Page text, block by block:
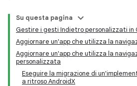
Su questa pagina
Gestire i gesti Indietro personalizzati in
Aggiornare un'app che utilizza la
Aggiornare un'app che utilizza la
personalizzata
Eseguire la migrazione di
a ritroso AndroidX